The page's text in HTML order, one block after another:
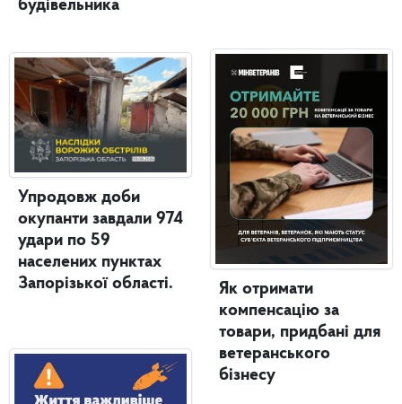
будівельника
Упродовж доби
окупанти завдали 974
удари по 59
населених пунктах
Запорізької області.
Як отримати
компенсацію за
товари, придбані для
ветеранського
бізнесу